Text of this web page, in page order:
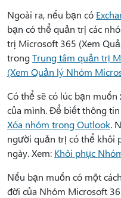
Ngoài ra, nếu bạn có
bạn có thể quản trị các
trị Microsoft 365 (Xem
trongTrung tâm quản trị
(Xem Quản lý Nhóm
Có thể sẽ có lúc bạn muốn
của mình. Để biết thông tin
Xóa nhóm trong Outlook.
người quản trị có thể khôi
ngày. Xem: Khôi phục
Nếu bạn muốn có một
đời của Nhóm Microsoft